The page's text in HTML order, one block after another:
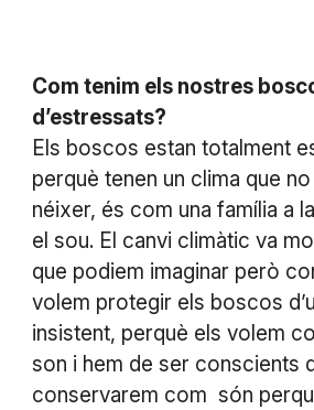
Com tenim els nostres
d’estressats?
Els boscos estan totalment
perquè tenen un clima que
néixer, és com una família a
el sou. El canvi climàtic va
que podiem imaginar però
volem protegir els boscos
insistent, perquè els volem
son i hem de ser conscients
conservarem com són